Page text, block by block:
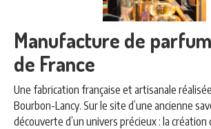
Manufacture de
de France
Une fabrication française et artisanale
Bourbon-Lancy. Sur le site d’une ancienne
découverte d’un univers précieux : la création